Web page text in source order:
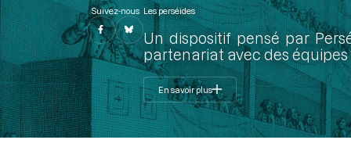
Suivez-nous Les perséides
Un dispositif pensé par
partenariat avec des
En savoir plus